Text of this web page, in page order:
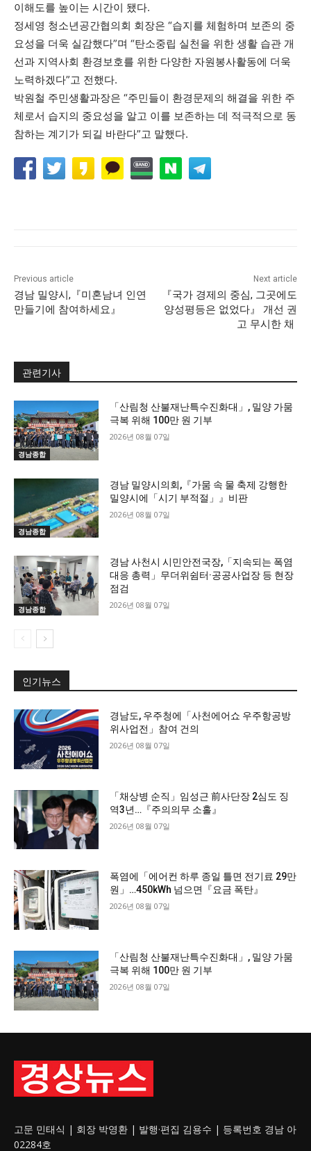
이해도를 높이는 시간이 됐다.
정세영 청소년공간협의회 회장은 “습지를 체험하며 보존의 중
요성을 더욱 실감했다”며 “탄소중립 실천을 위한 생활 습관 개
선과 지역사회 환경보호를 위한 다양한 자원봉사활동에 더욱
노력하겠다”고 전했다.
박원철 주민생활과장은 “주민들이 환경문제의 해결을 위한 주
체로서 습지의 중요성을 알고 이를 보존하는 데 적극적으로 동
참하는 계기가 되길 바란다”고 말했다.
Previous article
경남 밀양시,『미혼남녀 인연
만들기에 참여하세요』
Next article
『국가 경제의 중심, 그곳에도
양성평등은 없었다』 개선 권
고 무시한 채
관련기사
경남종합
「산림청 산불재난특수진화대」, 밀양 가뭄
극복 위해 100만 원 기부
2026년 08월 07일
경남종합
경남 밀양시의회,『가뭄 속 물 축제 강행한
밀양시에「시기 부적절」』비판
2026년 08월 07일
경남종합
경남 사천시 시민안전국장,「지속되는 폭염
대응 총력」무더위쉼터·공공사업장 등 현장
점검
2026년 08월 07일
인기뉴스
경남도, 우주청에「사천에어쇼 우주항공방
위사업전」참여 건의
2026년 08월 07일
「채상병 순직」임성근 前사단장 2심도 징
역3년…『주의의무 소홀』
2026년 08월 07일
폭염에「에어컨 하루 종일 틀면 전기료 29만
원」…450kWh 넘으면『요금 폭탄』
2026년 08월 07일
「산림청 산불재난특수진화대」, 밀양 가뭄
극복 위해 100만 원 기부
2026년 08월 07일
고문 민태식 | 회장 박영환 | 발행·편집 김용수 | 등록번호 경남 아
02284호